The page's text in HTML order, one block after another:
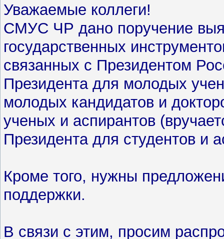
Уважаемые коллеги!
СМУС ЧР дано поручение
государственных
связанных с Президентом
Президента для молодых
молодых кандидатов и
ученых и аспирантов
Президента для студентов и
Кроме того, нужны
поддержки.
В связи с этим, просим